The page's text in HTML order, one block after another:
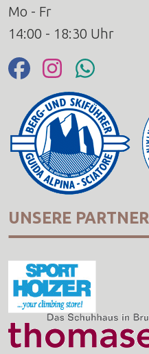
Mo - Fr
14:00 - 18:30 Uhr
UNSERE PARTNER